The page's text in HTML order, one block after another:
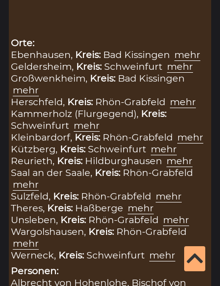
Orte:
Ebenhausen, Kreis: Bad Kissingen mehr
Geldersheim, Kreis: Schweinfurt mehr
Großwenkheim, Kreis: Bad Kissingen
mehr
Herschfeld, Kreis: Rhön-Grabfeld mehr
Kammerholz (Flurgegend), Kreis:
Schweinfurt mehr
Kleinbardorf, Kreis: Rhön-Grabfeld mehr
Kützberg, Kreis: Schweinfurt mehr
Reurieth, Kreis: Hildburghausen mehr
Saal an der Saale, Kreis: Rhön-Grabfeld
mehr
Sulzfeld, Kreis: Rhön-Grabfeld mehr
Theres, Kreis: Haßberge mehr
Unsleben, Kreis: Rhön-Grabfeld mehr
Wargolshausen, Kreis: Rhön-Grabfeld
mehr
Werneck, Kreis: Schweinfurt mehr
Personen:
Albrecht von Hohenlohe, Bischof von